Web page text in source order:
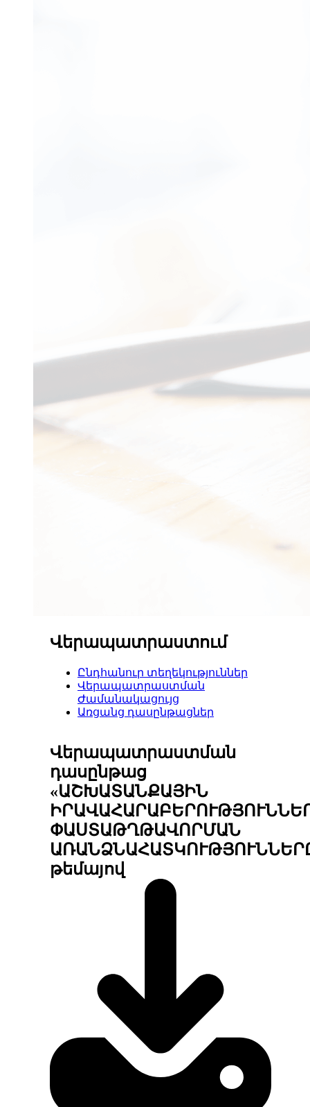
Վերապատրաստում
Ընդհանուր տեղեկություններ
Վերապատրաստման
Ժամանակացույց
Առցանց դասընթացներ
Վերապատրաստման
դասընթաց
«ԱՇԽԱՏԱՆՔԱՅԻՆ
ՓԱՍՏԱԹՂԹԱՎՈՐՄԱՆ
թեմայով